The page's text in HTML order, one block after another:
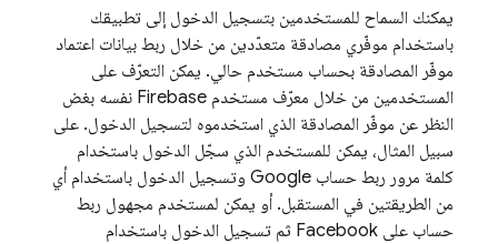
يمكنك السماح للمستخدمين بتسجيل الدخول إلى تطبيقك
باستخدام موفّري مصادقة متعدّدين من خلال ربط بيانات اعتماد
موفّر المصادقة بحساب مستخدم حالي. يمكن التعرّف على
المستخدمين من خلال معرّف مستخدم Firebase نفسه بغض
النظر عن موفّر المصادقة الذي استخدموه لتسجيل الدخول. على
سبيل المثال، يمكن للمستخدم الذي سجّل الدخول باستخدام
كلمة مرور ربط حساب Google وتسجيل الدخول باستخدام أي
من الطريقتين في المستقبل. أو يمكن لمستخدم مجهول ربط
حساب على Facebook ثم تسجيل الدخول باستخدام